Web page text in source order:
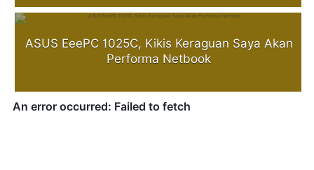
ASUS EeePC 1025C, Kikis Keraguan Saya Akan
Performa Netbook